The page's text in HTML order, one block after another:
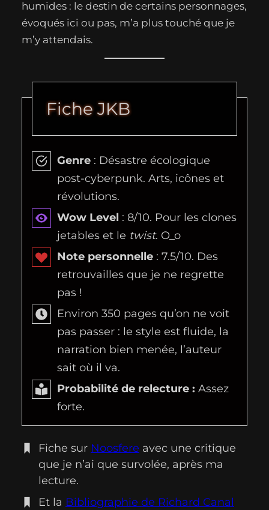
humides : le destin de certains personnages,
évoqués ici ou pas, m’a plus touché que je
m’y attendais.
Fiche JKB
Genre : Désastre écologique
post-cyberpunk. Arts, icônes et
révolutions.
Wow Level : 8/10. Pour les clones
jetables et le twist. O_o
Note personnelle : 7.5/10. Des
retrouvailles que je ne regrette
pas !
Environ 350 pages qu’on ne voit
pas passer : le style est fluide, la
narration bien menée, l’auteur
sait où il va.
Probabilité de relecture : Assez
forte.
Fiche sur Noosfere avec une critique
que je n’ai que survolée, après ma
lecture.
Et la Bibliographie de Richard Canal